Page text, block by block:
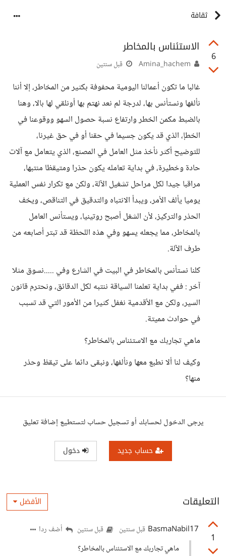
ثقافة
6
الاستئناس بالمخاطر
قبل سنتين
غالبا ما تكون أعمالنا اليومية محفوفة بكثير من المخاطر، إلا أننا
نألفها ونستأنس بها، لدرجة لم نعد نهتم بها أونلقي لها بالا، وهنا
بالضبط مكمن الخطر وارتفاع نسبة حصول السهو ووقوعنا في
الخطإ، الذي قد يكون جسيما في حقنا أو في حق غيرنا،
للتوضيح أكثر نأخذ مثل العامل في المصنع، الذي يتعامل مع آلات
حادة وخطيرة، في بداية تعامله يكون حذرا ومتيقظا منتبها،
مراقبا جيدا لكل مراحل تشغيل الآلة، ولكن مع تكرار نفس العملية
يوميا يألف الأمر، ويبدأ الانتباه والتدقيق في التناقص، ويخف
الحذر والتركيز، لأن الشغل أصبح روتينيا، ويستأنس العامل
بالمخاطر، مما يجعله يسهو وفي هذه اللحظة قد تبتر أصابعه من
طرف الآلة.
كلنا نستأنس بالمخاطر في البيت في الشارع وفي .....نسوق مثلا
آخر : ففي بداية تعلمنا السياقة ننتبه لكل الدقائق، ونحترم قانون
السير، ولكن مع الأقدمية نغفل كثيرا من الأمور التي قد تسبب
في حوادث مميتة.
ماهي تجاربك مع الاستئناس بالمخاطر؟
وكيف لنا ألا نطبع معها ونألفها، ونبقى دائما على تيقظ وحذر
منها؟
يرجى الدخول لحسابك أو تسجيل حساب لتستطيع إضافة تعليق
حساب جديد دخول
التعليقات الأفضل
1
BasmaNabil17 قبل سنتين قبل سنتين
أضف ردا
ماهي تجاربك مع الاستئناس بالمخاطر؟